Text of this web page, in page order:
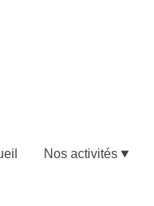
Nos activités